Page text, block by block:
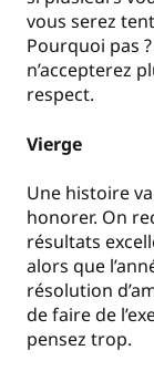
vous serez
Pourquoi pas
n’accepterez
respect.
Vierge
Une histoire
honorer. On
résultats
alors que
résolution
de faire de
pensez trop.